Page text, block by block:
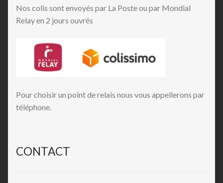
Nos colis sont envoyés par La Poste ou par Mondial
Relay en 2 jours ouvrés
Pour choisir un point de relais nous vous appellerons par
téléphone.
CONTACT